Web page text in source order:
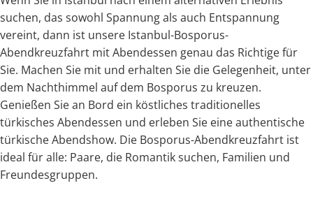
suchen, das sowohl Spannung als auch Entspannung
vereint, dann ist unsere Istanbul-Bosporus-
Abendkreuzfahrt mit Abendessen genau das Richtige für
Sie. Machen Sie mit und erhalten Sie die Gelegenheit, unter
dem Nachthimmel auf dem Bosporus zu kreuzen.
Genießen Sie an Bord ein köstliches traditionelles
türkisches Abendessen und erleben Sie eine authentische
türkische Abendshow. Die Bosporus-Abendkreuzfahrt ist
ideal für alle: Paare, die Romantik suchen, Familien und
Freundesgruppen.